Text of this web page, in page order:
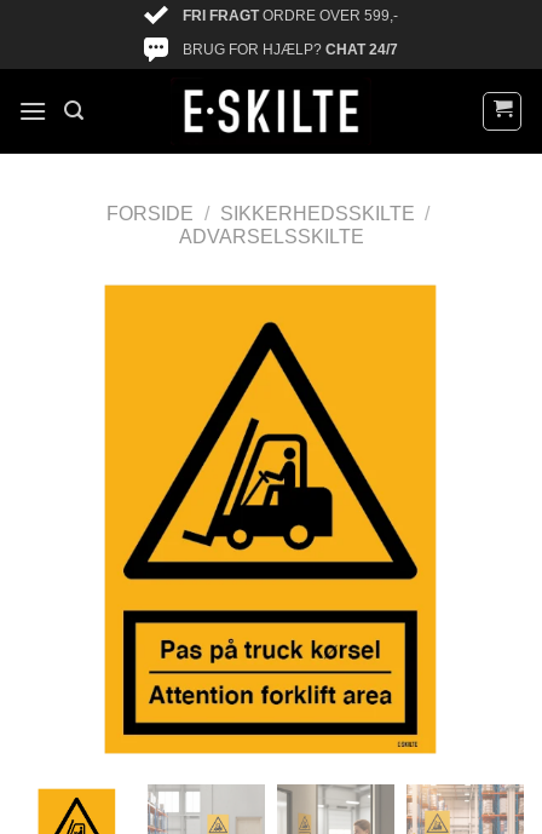
FRI FRAGTORDRE OVER 599,-
BRUG FOR HJÆLP? CHAT 24/7
FORSIDE / SIKKERHEDSSKILTE /
ADVARSELSSKILTE